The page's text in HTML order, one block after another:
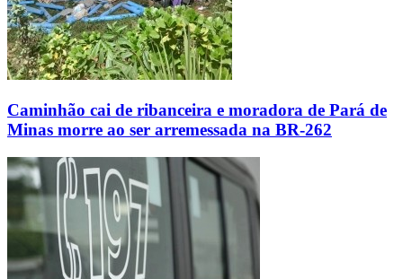
Caminhão cai de ribanceira e moradora de Pará de
Minas morre ao ser arremessada na BR-262